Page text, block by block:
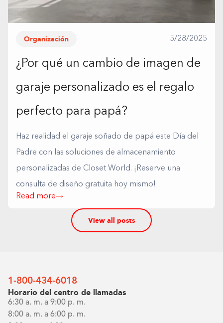
Organización 5/28/2025
¿Por qué un cambio de imagen de
garaje personalizado es el regalo
perfecto para papá?
Haz realidad el garaje soñado de papá este Día del
Padre con las soluciones de almacenamiento
personalizadas de Closet World. ¡Reserve una
consulta de diseño gratuita hoy mismo!
Read more
View all posts
1-800-434-6018
Horario del centro de llamadas
6:30 a. m. a 9:00 p. m.
8:00 a. m. a 6:00 p. m.